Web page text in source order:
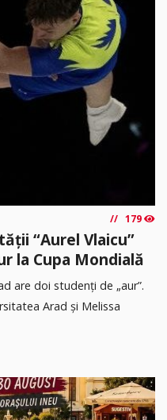
179
“Aurel Vlaicu”
la Cupa Mondială
are doi studenți de „aur”.
Arad și Melissa